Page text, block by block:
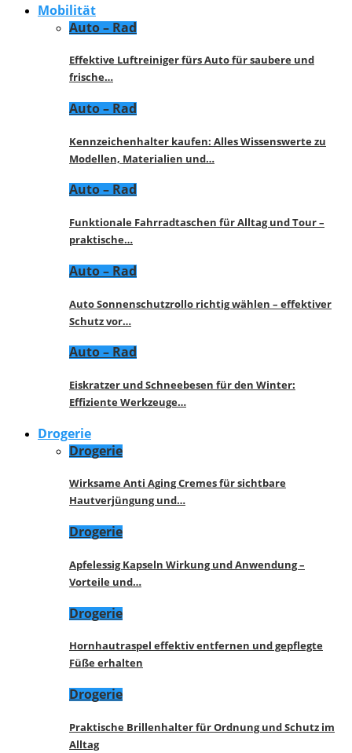
Mobilität
Auto – Rad
Effektive Luftreiniger fürs Auto für saubere und
frische…
Auto – Rad
Kennzeichenhalter kaufen: Alles Wissenswerte zu
Modellen, Materialien und…
Auto – Rad
Funktionale Fahrradtaschen für Alltag und Tour –
praktische…
Auto – Rad
Auto Sonnenschutzrollo richtig wählen – effektiver
Schutz vor…
Auto – Rad
Eiskratzer und Schneebesen für den Winter:
Effiziente Werkzeuge…
Drogerie
Drogerie
Wirksame Anti Aging Cremes für sichtbare
Hautverjüngung und…
Drogerie
Apfelessig Kapseln Wirkung und Anwendung –
Vorteile und…
Drogerie
Hornhautraspel effektiv entfernen und gepflegte
Füße erhalten
Drogerie
Praktische Brillenhalter für Ordnung und Schutz im
Alltag